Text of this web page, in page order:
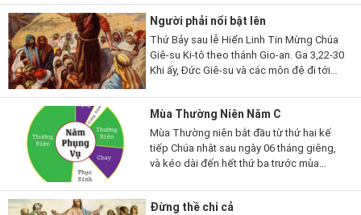
Chay cũng là thời gian...
Người phải nổi bật lên
Thứ Bảy sau lễ Hiển Linh Tin Mừng Chúa
Giê-su Ki-tô theo thánh Gio-an. Ga 3,22-30
Khi ấy, Đức Giê-su và các môn đệ đi tới
ông và làm phép rửa. Còn...
Mùa Thường Niên Năm C
Mùa Thường niên bắt đầu từ thứ hai kế
tiếp Chúa nhật sau ngày 06 tháng giêng,
và kéo dài đến hết thứ ba trước mùa
nhật lễ Hiện xuống và...
Đừng thề chi cả